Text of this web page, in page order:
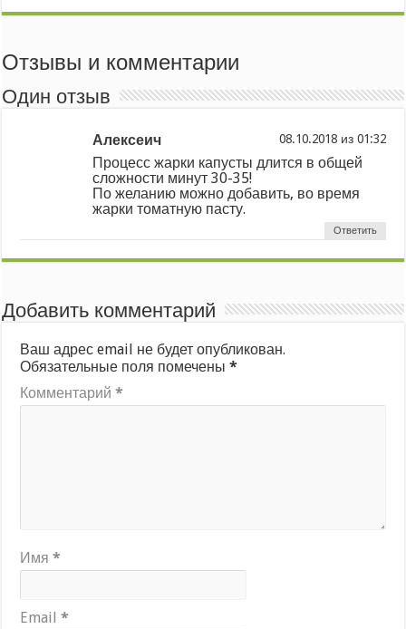
Отзывы и комментарии
Один отзыв
Алексеич из
Процесс жарки капусты длится в общей
сложности минут 30-35!
По желанию можно добавить, во время
жарки томатную пасту.
Ответить
Добавить комментарий
Ваш адрес email не будет опубликован.
Обязательные поля помечены*
Комментарий*
Имя*
Email*